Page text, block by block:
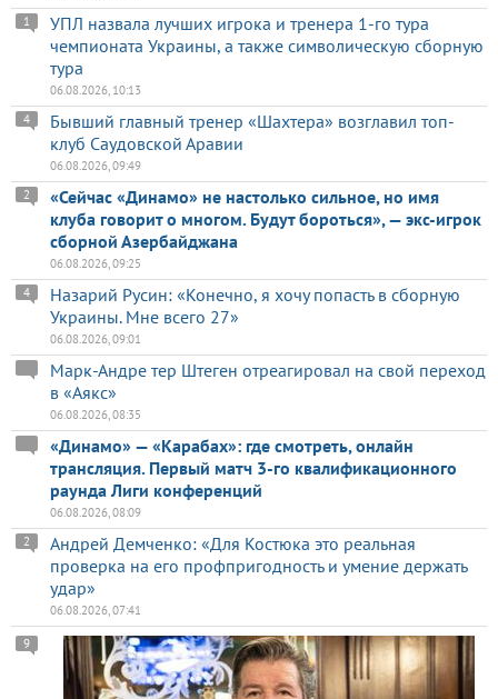
УПЛ назвала лучших игрока и тренера 1-го тура
чемпионата Украины, а также символическую сборную
тура
1
06.08.2026, 10:13
Бывший главный тренер «Шахтера» возглавил топ-
клуб Саудовской Аравии
4
06.08.2026, 09:49
«Сейчас «Динамо» не настолько сильное, но имя
клуба говорит о многом. Будут бороться», — экс-игрок
сборной Азербайджана
2
06.08.2026, 09:25
Назарий Русин: «Конечно, я хочу попасть в сборную
Украины. Мне всего 27»
4
06.08.2026, 09:01
Марк-Андре тер Штеген отреагировал на свой переход
в «Аякс»
06.08.2026, 08:35
«Динамо» — «Карабах»: где смотреть, онлайн
трансляция. Первый матч 3-го квалификационного
раунда Лиги конференций
06.08.2026, 08:09
Андрей Демченко: «Для Костюка это реальная
проверка на его профпригодность и умение держать
удар»
2
06.08.2026, 07:41
9